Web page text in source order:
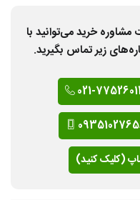
خرید می‌توانید با
زیر تماس بگیرید.
021-
(کلیک کنید)